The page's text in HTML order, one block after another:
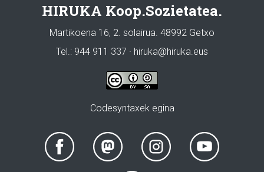
HIRUKA Koop.Sozietatea.
Martikoena 16, 2. solairua. 48992 Getxo
Tel.: 944 911 337 · hiruka@hiruka.eus
Codesyntaxek egina